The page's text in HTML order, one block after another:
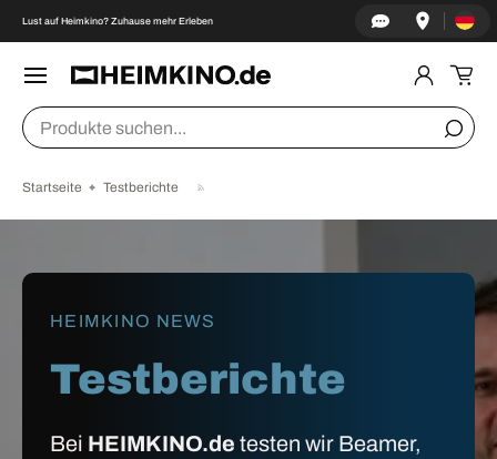
↵Zum Inhalt springen
↵Zum Menü springen
↵Fußzeile springen
↵Barrierefreiheits-Widget öffnen
DIREKT ZUM INHALT
Lust auf Heimkino? Zuhause mehr Erleben Land/
Suchen
Startseite Testberichte
HEIMKINO NEWS
Testberichte
Bei HEIMKINO.de testen wir Beamer,